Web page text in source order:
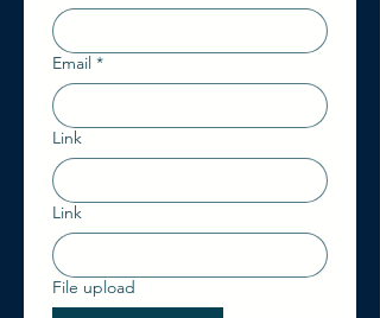
Email *
Link
Link
File upload